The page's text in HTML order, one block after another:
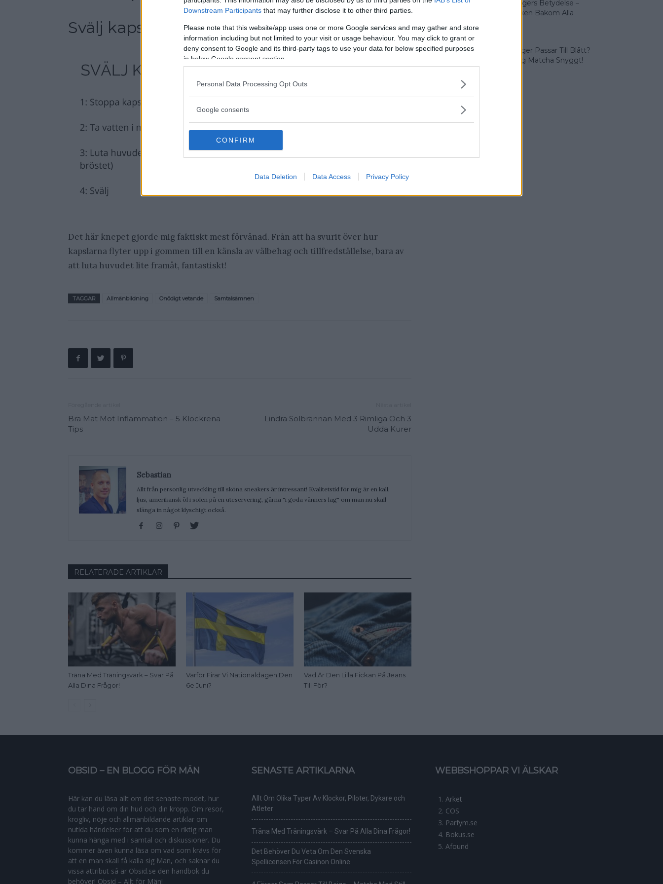
Downstream Participants that may further disclose it to other third parties.
Please note that this website/app uses one or more Google services and may gather and store
information including but not limited to your visit or usage behaviour. You may click to grant or
deny consent to Google and its third-party tags to use your data for below specified purposes
in below Google consent section.
Personal Data Processing Opt Outs
Google consents
CONFIRM
Data Deletion Data Access Privacy Policy
Svälj kapslar enkelt
Det här knepet gjorde mig faktiskt mest förvånad. Från att ha svurit över hur
kapslarna flyter upp i gommen till en känsla av välbehag och tillfredställelse, bara av
att luta huvudet lite framåt, fantastiskt!
TAGGAR Allmänbildning Onödigt vetande Samtalsämnen
Bra Mat Mot Inflammation – 5 Klockrena
Tips
Lindra Solbrännan Med 3 Rimliga Och 3
Udda Kurer
Sebastian
Allt från personlig utveckling till sköna sneakers är intressant! Kvalitetstid för mig är en kall,
ljus, amerikansk öl i solen på en uteservering, gärna "i goda vänners lag" om man nu skall
slänga in något klyschigt också.
RELATERADE ARTIKLAR
Träna Med Träningsvärk – Svar På
Alla Dina Frågor!
Varför Firar Vi Nationaldagen Den
6e Juni?
Vad Är Den Lilla Fickan På Jeans
Till För?
Olika Färgers Betydelse –
Symboliken Bakom Alla
Vilka Färger Passar Till Blått?
Vi Lär Dig Matcha Snyggt!
OBSID – EN BLOGG FÖR MÄN
Här kan du läsa allt om det senaste modet, hur
du tar hand om din hud och din kropp. Om resor,
krogliv, nöje och allmänbildande artiklar om
nutida händelser för att du som en riktig man
kunna hänga med i samtal och diskussioner. Du
kommer även kunna läsa om vad som krävs för
att en man skall få kalla sig Man, och saknar du
vissa attribut så är Obsid.se den handbok du
behöver! Obsid – Allt för Män!
SENASTE ARTIKLARNA
Allt Om Olika Typer Av Klockor, Piloter, Dykare och
Atleter
Träna Med Träningsvärk – Svar På Alla Dina Frågor!
Det Behöver Du Veta Om Den Svenska
Spellicensen För Casinon Online
WEBBSHOPPAR VI ÄLSKAR
Arket
COS
Parfym.se
Bokus.se
Afound